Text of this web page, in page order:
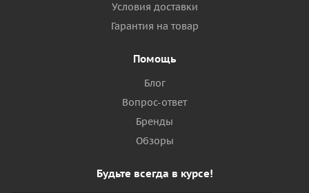
Условия доставки
Гарантия на товар
Помощь
Блог
Вопрос-ответ
Бренды
Обзоры
Будьте всегда в курсе!